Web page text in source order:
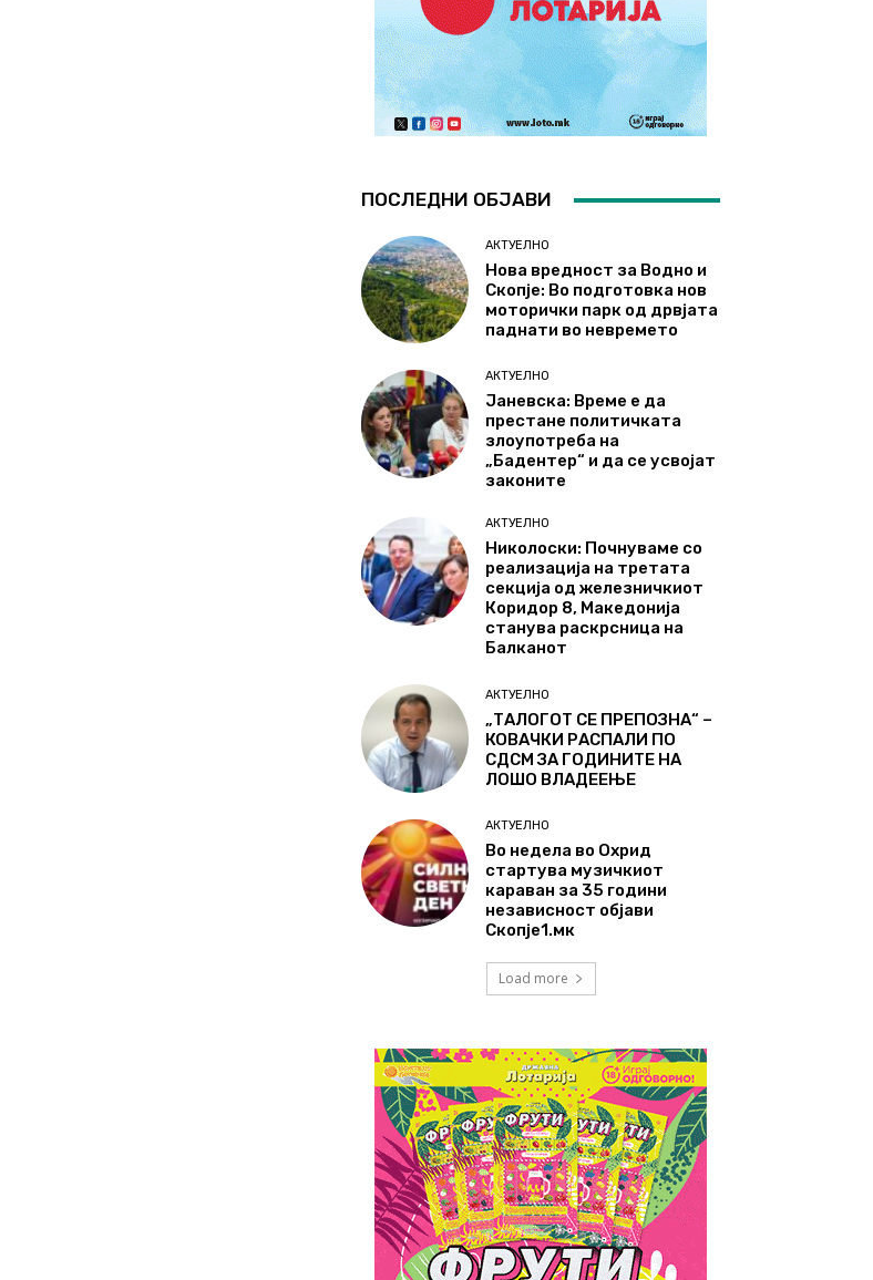
ПОСЛЕДНИ ОБЈАВИ
АКТУЕЛНО
Нова вредност за Водно и
Скопје: Во подготовка нов
моторички парк од дрвјата
паднати во невремето
АКТУЕЛНО
Јаневска: Време е да
престане политичката
злоупотреба на
„Бадентер“ и да се усвојат
законите
АКТУЕЛНО
Николоски: Почнуваме со
реализација на третата
секција од железничкиот
Коридор 8, Македонија
станува раскрсница на
Балканот
АКТУЕЛНО
„ТАЛОГОТ СЕ ПРЕПОЗНА“ –
КОВАЧКИ РАСПАЛИ ПО
СДСМ ЗА ГОДИНИТЕ НА
ЛОШО ВЛАДЕЕЊЕ
АКТУЕЛНО
Во недела во Охрид
стартува музичкиот
караван за 35 години
независност објави
Скопје1.мк
Load more